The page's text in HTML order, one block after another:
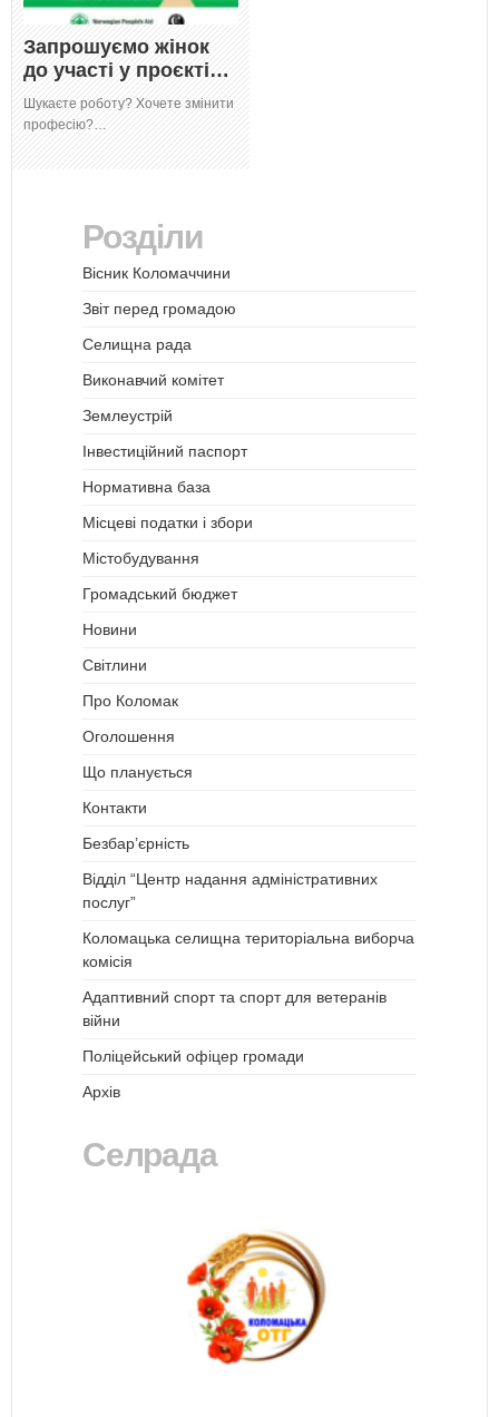
Запрошуємо жінок
до участі у проєкті…
Шукаєте роботу? Хочете змінити
професію?…
Розділи
Вісник Коломаччини
Звіт перед громадою
Селищна рада
Виконавчий комітет
Землеустрій
Інвестиційний паспорт
Нормативна база
Місцеві податки і збори
Містобудування
Громадський бюджет
Новини
Світлини
Про Коломак
Оголошення
Що планується
Контакти
Безбар’єрність
Відділ “Центр надання адміністративних
послуг”
Коломацька селищна територіальна виборча
комісія
Адаптивний спорт та спорт для ветеранів
війни
Поліцейський офіцер громади
Архів
Селрада